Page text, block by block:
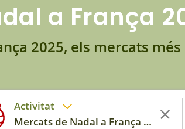
a França
2025, els mercats
Activitat
Mercats de Nadal a França 2025